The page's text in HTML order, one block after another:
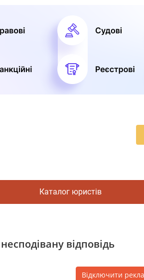
Каталог юристів
відповідь
Відключити